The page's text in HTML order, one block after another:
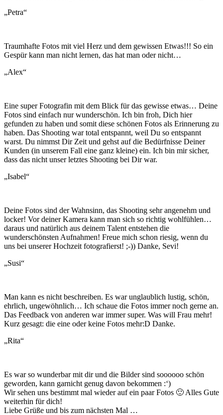
„Petra“
Traumhafte Fotos mit viel Herz und dem gewissen Etwas!!! So ein
Gespür kann man nicht lernen, das hat man oder nicht…
„Alex“
Eine super Fotografin mit dem Blick für das gewisse etwas… Deine
Fotos sind einfach nur wunderschön. Ich bin froh, Dich hier
gefunden zu haben und somit diese schönen Fotos als Erinnerung zu
haben. Das Shooting war total entspannt, weil Du so entspannt
warst. Du nimmst Dir Zeit und gehst auf die Bedürfnisse Deiner
Kunden (in unserem Fall eine ganz kleine) ein. Ich bin mir sicher,
dass das nicht unser letztes Shooting bei Dir war.
„Isabel“
Deine Fotos sind der Wahnsinn, das Shooting sehr angenehm und
locker! Vor deiner Kamera kann man sich so richtig wohlfühlen…
daraus und natürlich aus deinem Talent entstehen die
wunderschönsten Aufnahmen! Freue mich schon riesig, wenn du
uns bei unserer Hochzeit fotografierst! ;-)) Danke, Sevi!
„Susi“
Man kann es nicht beschreiben. Es war unglaublich lustig, schön,
ehrlich, ungewöhnlich… Ich schaue die Fotos immer noch gerne an.
Das Feedback von anderen war immer super. Was will Frau mehr!
Kurz gesagt: die eine oder keine Fotos mehr:D Danke.
„Rita“
Es war so wunderbar mit dir und die Bilder sind soooooo schön
geworden, kann garnicht genug davon bekommen :‘)
Wir sehen uns bestimmt mal wieder auf ein paar Fotos 🙂 Alles Gute
weiterhin für dich!
Liebe Grüße und bis zum nächsten Mal …